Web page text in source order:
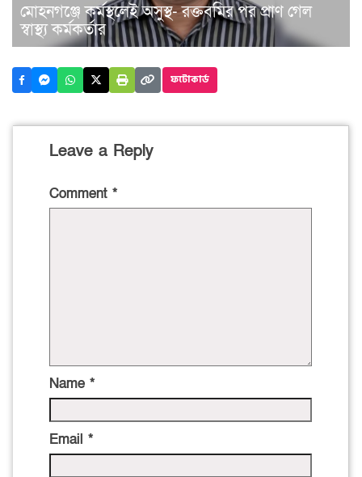
মোহনগঞ্জে কর্মস্থলেই অসুস্থ- রক্তবমির পর প্রাণ গেল
স্বাস্থ্য কর্মকর্তার
ফটোকার্ড
Leave a Reply
Comment *
Name *
Email *